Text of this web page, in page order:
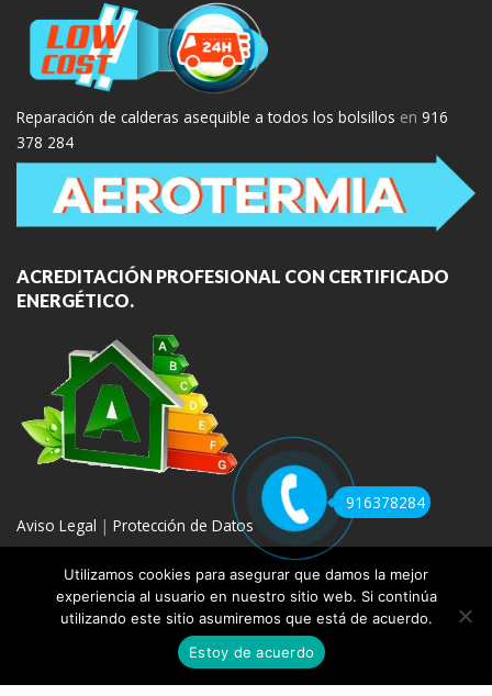
Reparación de calderas asequible a todos los bolsillos en 916
378 284
ACREDITACIÓN PROFESIONAL CON CERTIFICADO
ENERGÉTICO.
Aviso Legal | Protección de Datos
COPYRIGHT 2020 | REPARACION DE CALDERAS MADRID
VENTA E INSTALACIÓN AEROTERMIA
BLOG
CONTACTO
Utilizamos cookies para asegurar que damos la mejor
experiencia al usuario en nuestro sitio web. Si continúa
utilizando este sitio asumiremos que está de acuerdo.
Estoy de acuerdo
916378284